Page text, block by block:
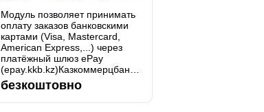
Модуль позволяет принимать
оплату заказов банковскими
картами (Visa, Mastercard,
American Express,...) через
платёжный шлюз ePay
(epay.kkb.kz)Казкоммерцбанка.
Модуль для OpenCart 2...
безкоштовно